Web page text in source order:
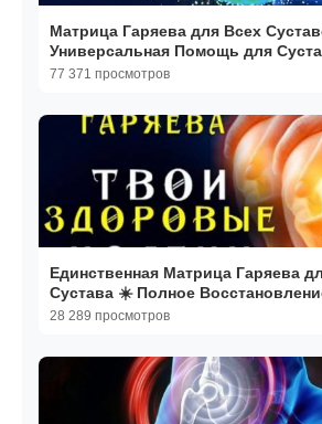
Матрица Гаряева для Всех
Универсальная Помощь для
77 371 просмотров
Единственная Матрица Гаряева
Сустава ☀️ Полное
Звуком.
28 289 просмотров